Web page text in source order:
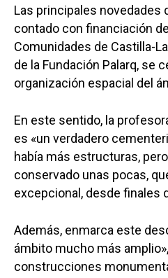
Las principales novedades
contado con financiación
Comunidades de Castilla-
de la Fundación Palarq, se
organización espacial del
En este sentido, la
es «un verdadero
había más estructuras,
conservado unas pocas,
excepcional, desde finales
Además, enmarca este
ámbito mucho más
construcciones